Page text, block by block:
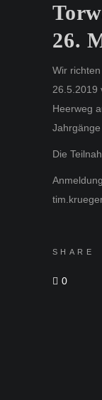
26.
Wir
26.5.2019
Heerweg
Jahrgänge
Die
SHARE
0